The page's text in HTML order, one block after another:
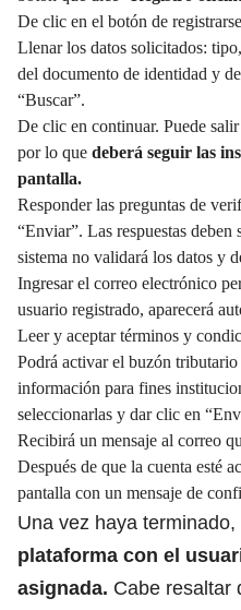
De clic en el botón de
Llenar los datos solicitados:
del documento de identidad y
“Buscar”.
De clic en continuar. Puede
por lo que deberá seguir las
pantalla.
Responder las preguntas de
“Enviar”. Las respuestas
sistema no validará los datos y
Ingresar el correo electrónico
usuario registrado, aparecerá
Leer y aceptar términos y
Podrá activar el buzón
información para fines
seleccionarlas y dar clic en
Recibirá un mensaje al correo
Después de que la cuenta esté
pantalla con un mensaje de
Una vez haya terminado,
plataforma con el
asignada. Cabe resaltar